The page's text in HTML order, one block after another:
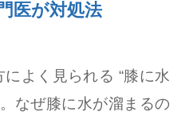
医が対処法
よく見られる “膝に水
なぜ膝に水が溜まるの